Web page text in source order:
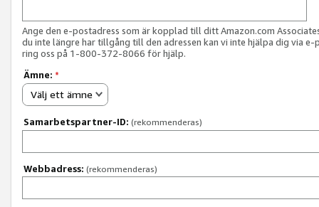
Ange den e-postadress som är kopplad till ditt Amazon.com
du inte längre har tillgång till den adressen kan vi inte hjälpa dig via e-
ring oss på 1-800-372-8066 för hjälp.
Ämne: *
Välj ett ämne
Samarbetspartner-ID: (rekommenderas)
Webbadress: (rekommenderas)